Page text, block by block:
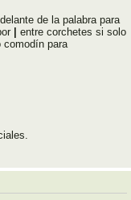
delante de la palabra para
| entre corchetes si solo
comodín para